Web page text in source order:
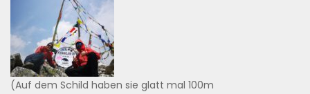
(Auf dem Schild haben sie glatt mal 100m